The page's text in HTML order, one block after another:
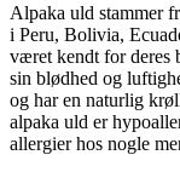
Alpaka uld stammer
i Peru, Bolivia,
været kendt for deres
sin blødhed og
og har en naturlig
alpaka uld er
allergier hos nogle